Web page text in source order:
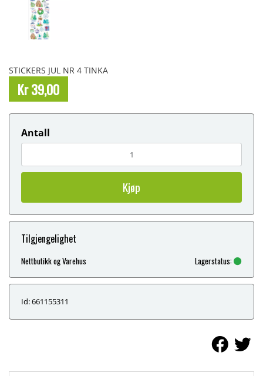
STICKERS JUL NR 4 TINKA
Kr 39,00
Antall
Kjøp
Tilgjengelighet
Nettbutikk og Varehus Lagerstatus:
Id: 661155311